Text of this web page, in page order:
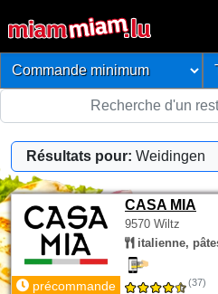
Résultats pour: Weidingen
CASA MIA
9570 Wiltz
italienne,
précommande (37)